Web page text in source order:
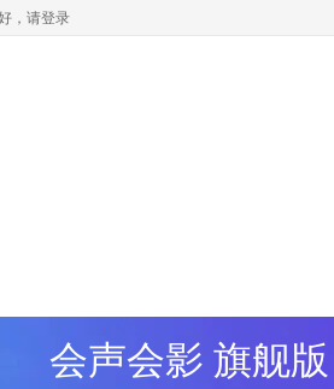
， 请登录
会声会影 旗舰版